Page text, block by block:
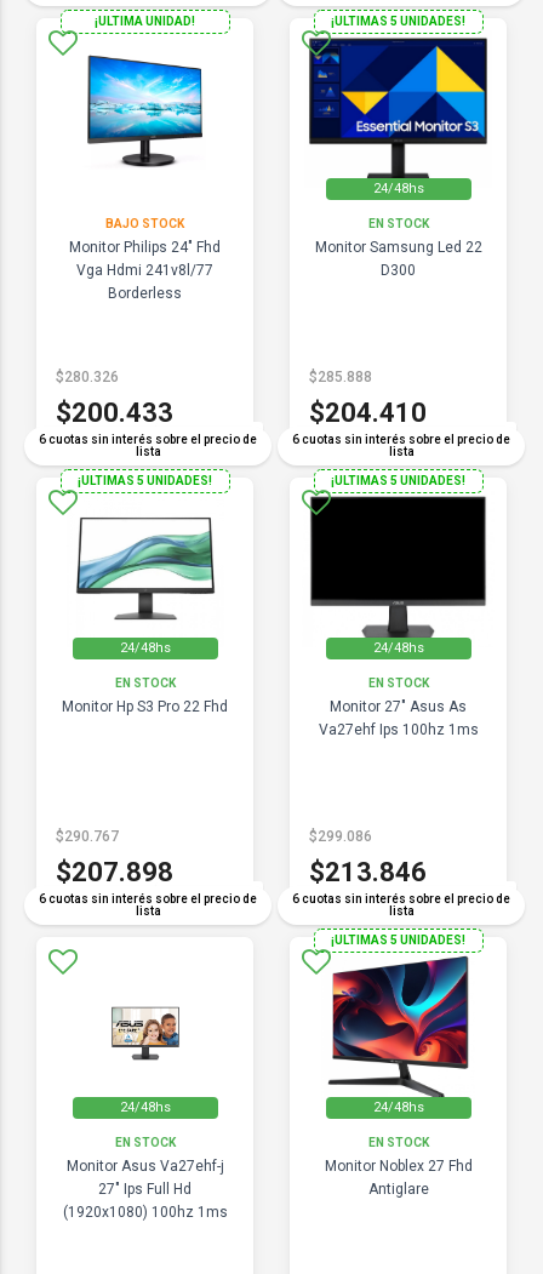
¡ULTIMA UNIDAD!
BAJO STOCK
Monitor Philips 24" Fhd
Vga Hdmi 241v8l/77
Borderless
6 cuotas sin interés sobre el precio de
lista
$280.326
$200.433
COMPARAR
24/48hs
¡ULTIMAS 5 UNIDADES!
EN STOCK
Monitor Samsung Led 22
D300
6 cuotas sin interés sobre el precio de
lista
$285.888
$204.410
COMPARAR
24/48hs
¡ULTIMAS 5 UNIDADES!
EN STOCK
Monitor Hp S3 Pro 22 Fhd
6 cuotas sin interés sobre el precio de
lista
$290.767
$207.898
COMPARAR
24/48hs
¡ULTIMAS 5 UNIDADES!
EN STOCK
Monitor 27" Asus As
Va27ehf Ips 100hz 1ms
6 cuotas sin interés sobre el precio de
lista
$299.086
$213.846
COMPARAR
24/48hs
EN STOCK
Monitor Asus Va27ehf-j
27" Ips Full Hd
(1920x1080) 100hz 1ms
24/48hs
¡ULTIMAS 5 UNIDADES!
EN STOCK
Monitor Noblex 27 Fhd
Antiglare